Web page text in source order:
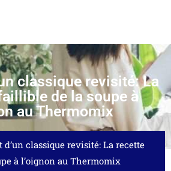
classique revisité: La
de la soupe à
au Thermomix
d’un classique revisité: La recette
à l’oignon au Thermomix